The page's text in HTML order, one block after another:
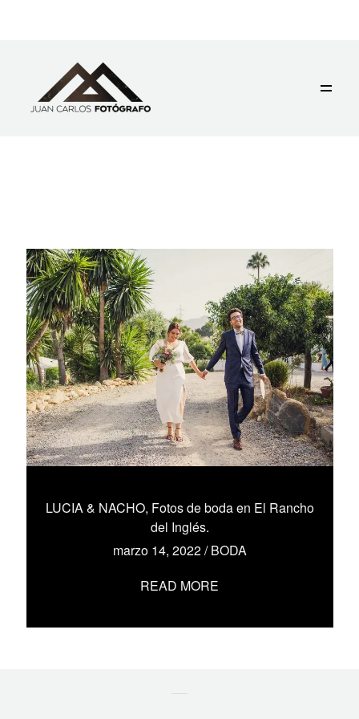
LUCIA & NACHO, Fotos de boda en El Rancho
del Inglés.
marzo 14, 2022/BODA
READ MORE
CONTACTO
EL ASTILLERO, CANTABRIA
672 395 119
©2019 JUAN CARLOS FOTOGRAFO